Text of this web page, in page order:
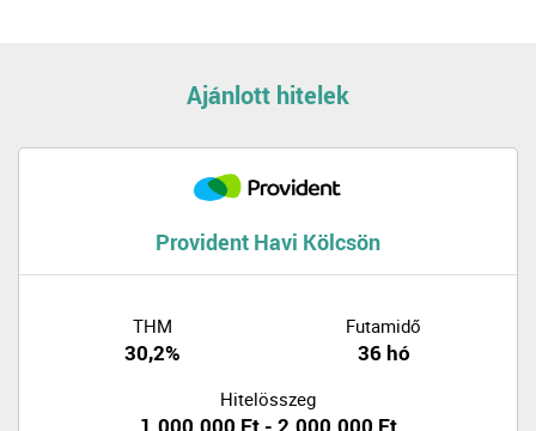
Ajánlott hitelek
Provident Havi Kölcsön
THM
30,2%
Futamidő
36 hó
Hitelösszeg
1.000.000 Ft - 2.000.000 Ft